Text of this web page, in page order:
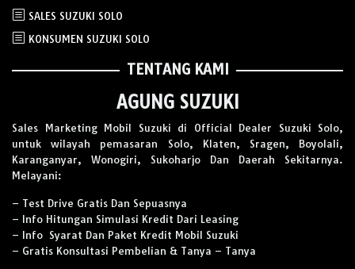
SALES SUZUKI SOLO
KONSUMEN SUZUKI SOLO
TENTANG KAMI
AGUNG SUZUKI
Sales Marketing Mobil Suzuki di Official Dealer Suzuki Solo,
untuk wilayah pemasaran Solo, Klaten, Sragen, Boyolali,
Karanganyar, Wonogiri, Sukoharjo Dan Daerah Sekitarnya.
Melayani:
– Test Drive Gratis Dan Sepuasnya
– Info Hitungan Simulasi Kredit Dari Leasing
– Info Syarat Dan Paket Kredit Mobil Suzuki
– Gratis Konsultasi Pembelian & Tanya – Tanya